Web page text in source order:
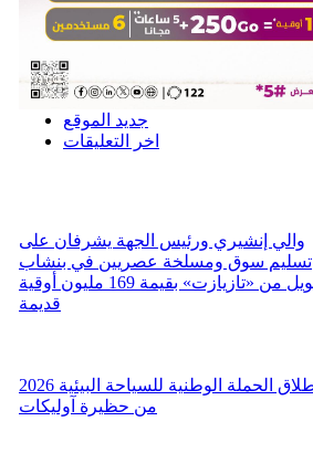
جديد الموقع
اخر التعليقات
والي إنشيري ورئيس الجهة يشرفان على
تسليم سوق ومسلخة عصريين في بنشاب
بتمويل من «تازيازت» بقيمة 169 مليون أوقية
قديمة
إطلاق الحملة الوطنية للسياحة البيئية 2026
من حظيرة آوليكات